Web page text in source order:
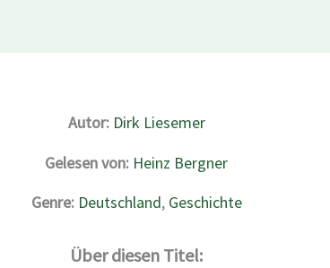
Autor: Dirk Liesemer
Gelesen von: Heinz Bergner
Genre: Deutschland, Geschichte
Über diesen Titel: